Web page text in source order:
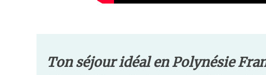
Ton séjour idéal en Polynésie